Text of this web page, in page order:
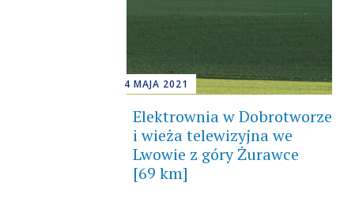
4 MAJA 2021
Elektrownia w Dobrotworze
i wieża telewizyjna we
Lwowie z góry Żurawce
[69 km]